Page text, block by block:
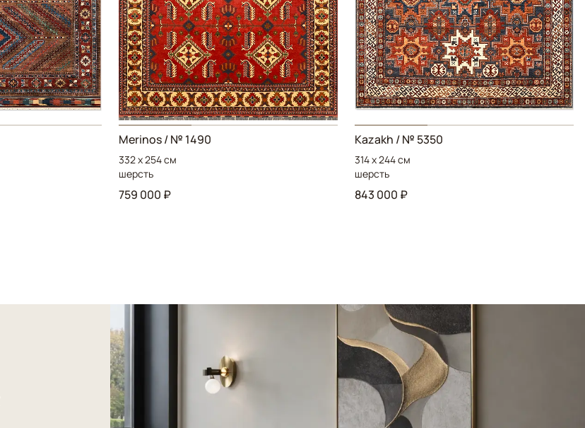
Merinos / № 1490
332 x 254 см
шерсть
759 000 ₽
Kazakh / № 5350
314 x 244 см
шерсть
843 000 ₽